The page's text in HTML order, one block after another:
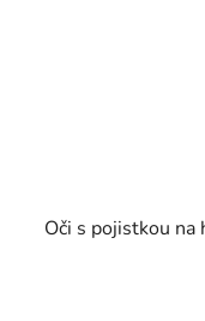
Oči s pojistkou